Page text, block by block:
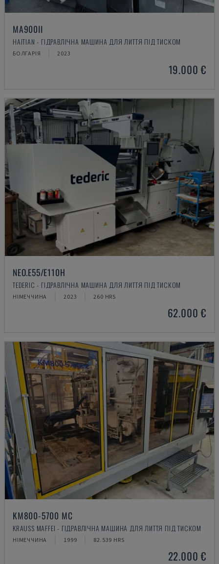
MA900ІІ
HAITIAN - ГІДРАВЛІЧНА МАШИНА ДЛЯ ЛИТТЯ ПІД ТИСКОМ
БОЛГАРІЯ 2023
19.000 €
NEO.E55/E110H
TEDERIC - ГІДРАВЛІЧНА МАШИНА ДЛЯ ЛИТТЯ ПІД ТИСКОМ
НІМЕЧЧИНА 2023 260 HRS
62.000 €
KM800-5700 MC
KRAUSS MAFFEI - ГІДРАВЛІЧНА МАШИНА ДЛЯ ЛИТТЯ ПІД ТИСКОМ
НІМЕЧЧИНА 1999 82.539 HRS
22.000 €